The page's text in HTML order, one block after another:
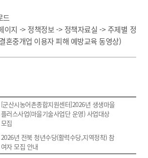
드
이지 -> 정책정보 -> 정책자료실 -> 주제별 정
혼중개업 이용자 피해 예방교육 동영상)
[군산시농어촌종합지원센터]2026년 생생마을
플러스사업(마을기술사업단 운영) 사업대상
모집
2026년 전북 청년수당(활력수당,지역정착) 참
여자 모집 안내